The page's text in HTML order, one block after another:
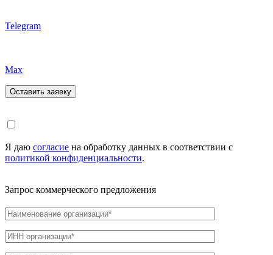
Telegram
Max
Я даю согласие на обработку данных в соответствии с
политикой конфиденциальности.
Запрос коммерческого предложения